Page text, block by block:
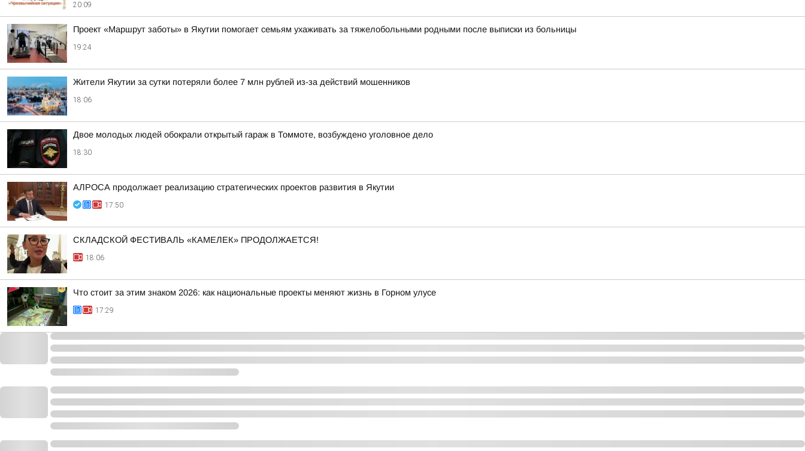
20:09
Проект «Маршрут заботы» в Якутии помогает семьям ухаживать за тяжелобольными родными после выписки из больницы
19:24
Жители Якутии за сутки потеряли более 7 млн рублей из-за действий мошенников
18:06
Двое молодых людей обокрали открытый гараж в Томмоте, возбуждено уголовное дело
18:30
АЛРОСА продолжает реализацию стратегических проектов развития в Якутии
17:50
СКЛАДСКОЙ ФЕСТИВАЛЬ «КАМЕЛЕК» ПРОДОЛЖАЕТСЯ!
18:06
Что стоит за этим знаком 2026: как национальные проекты меняют жизнь в Горном улусе
17:29